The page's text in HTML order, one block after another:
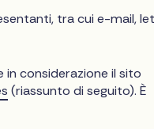
tra cui e-mail,
considerazione il sito
(riassunto di seguito). È